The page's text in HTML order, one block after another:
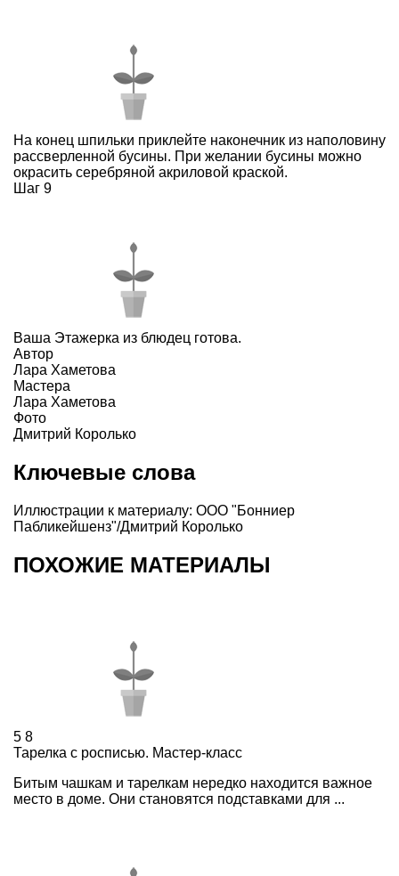
На конец шпильки приклейте наконечник из наполовину
рассверленной бусины. При желании бусины можно
окрасить серебряной акриловой краской.
Шаг 9
Ваша Этажерка из блюдец готова.
Автор
Лара Хаметова
Мастера
Лара Хаметова
Фото
Дмитрий Королько
Ключевые слова
Иллюстрации к материалу: ООО "Бонниер
Пабликейшенз"/Дмитрий Королько
ПОХОЖИЕ МАТЕРИАЛЫ
5 8
Тарелка с росписью. Мастер-класс
Битым чашкам и тарелкам нередко находится важное
место в доме. Они становятся подставками для ...